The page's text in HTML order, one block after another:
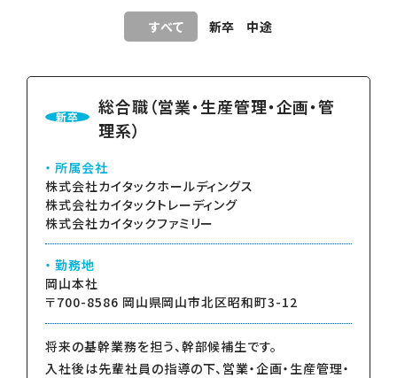
すべて 新卒 中途
新卒
総合職（営業・生産管理・企画・管
理系）
所属会社
株式会社カイタックホールディングス
株式会社カイタックトレーディング
株式会社カイタックファミリー
勤務地
岡山本社
〒700-8586 岡山県岡山市北区昭和町3-12
将来の基幹業務を担う、幹部候補生です。
入社後は先輩社員の指導の下、営業・企画・生産管理・